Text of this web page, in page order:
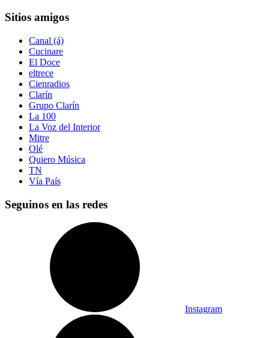
Sitios amigos
Canal (á)
Cucinare
El Doce
eltrece
Cienradios
Clarín
Grupo Clarín
La 100
La Voz del Interior
Mitre
Olé
Quiero Música
TN
Vía País
Seguinos en las redes
Instagram